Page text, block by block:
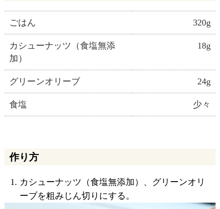
ごはん 320g
カシューナッツ（食塩無添
加）
18g
グリーンオリーブ 24g
食塩 少々
作り方
カシューナッツ（食塩無添加）、グリーンオリ
ーブを粗みじん切りにする。